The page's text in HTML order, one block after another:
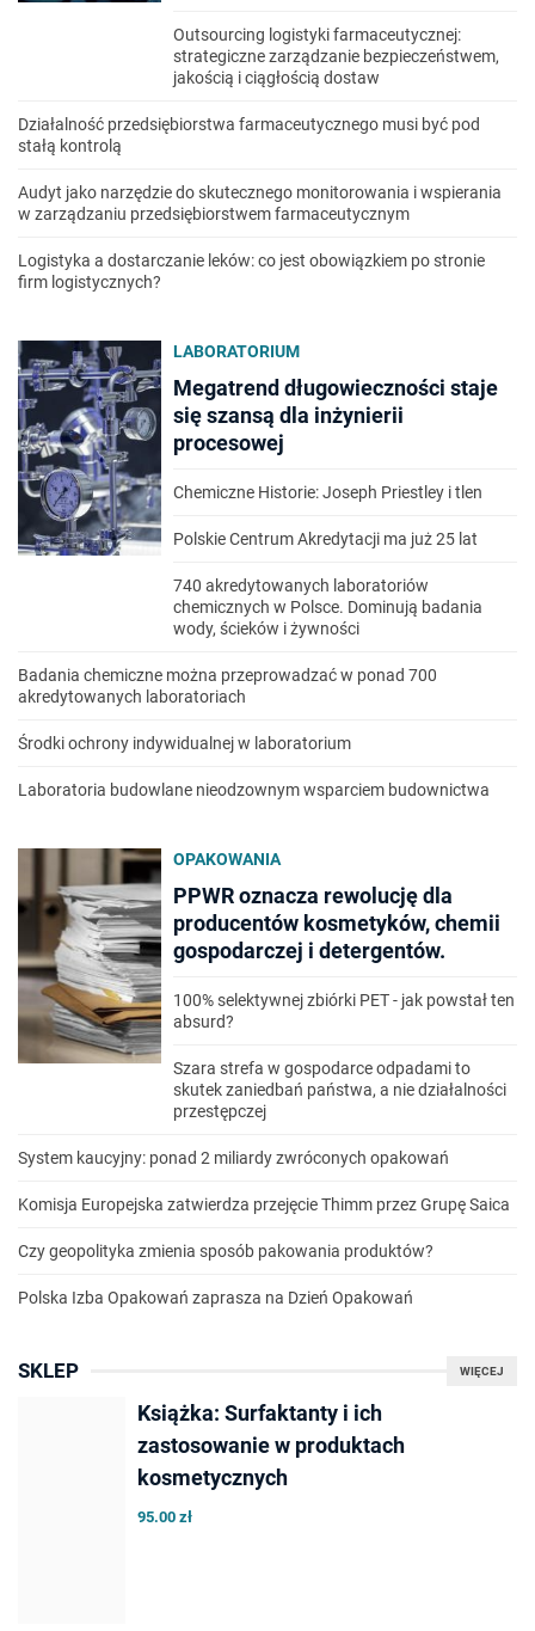
Outsourcing logistyki farmaceutycznej:
strategiczne zarządzanie bezpieczeństwem,
jakością i ciągłością dostaw
Działalność przedsiębiorstwa farmaceutycznego musi być pod
stałą kontrolą
Audyt jako narzędzie do skutecznego monitorowania i wspierania
w zarządzaniu przedsiębiorstwem farmaceutycznym
Logistyka a dostarczanie leków: co jest obowiązkiem po stronie
firm logistycznych?
LABORATORIUM
Megatrend długowieczności staje
się szansą dla inżynierii
procesowej
Chemiczne Historie: Joseph Priestley i tlen
Polskie Centrum Akredytacji ma już 25 lat
740 akredytowanych laboratoriów
chemicznych w Polsce. Dominują badania
wody, ścieków i żywności
Badania chemiczne można przeprowadzać w ponad 700
akredytowanych laboratoriach
Środki ochrony indywidualnej w laboratorium
Laboratoria budowlane nieodzownym wsparciem budownictwa
OPAKOWANIA
PPWR oznacza rewolucję dla
producentów kosmetyków, chemii
gospodarczej i detergentów.
100% selektywnej zbiórki PET - jak powstał ten
absurd?
Szara strefa w gospodarce odpadami to
skutek zaniedbań państwa, a nie działalności
przestępczej
System kaucyjny: ponad 2 miliardy zwróconych opakowań
Komisja Europejska zatwierdza przejęcie Thimm przez Grupę Saica
Czy geopolityka zmienia sposób pakowania produktów?
Polska Izba Opakowań zaprasza na Dzień Opakowań
WIĘCEJ
SKLEP
Książka: Surfaktanty i ich
zastosowanie w produktach
kosmetycznych
95.00 zł